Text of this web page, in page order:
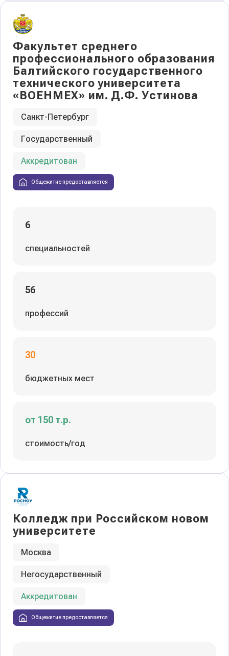
Факультет среднего
профессионального образования
Балтийского государственного
технического университета
«ВОЕНМЕХ» им. Д.Ф. Устинова
Санкт-Петербург
Государственный
Аккредитован
Общежитие предоставляется
6
специальностей
56
профессий
30
бюджетных мест
от 150 т.р.
стоимость/год
Колледж при Российском новом
университете
Москва
Негосударственный
Аккредитован
Общежитие предоставляется